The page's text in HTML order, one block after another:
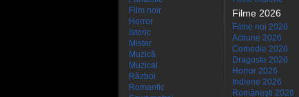
Film noir
Horror
Istoric
Mister
Muzică
Muzical
Război
Romantic
Filme 2026
Filme noi 2026
Actiune 2026
Comedie 2026
Dragoste 2026
Horror 2026
Indiene 2026
Româneşti 2026